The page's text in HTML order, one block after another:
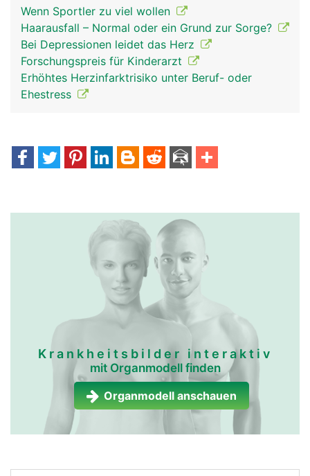
Wenn Sportler zu viel wollen
Haarausfall – Normal oder ein Grund zur Sorge?
Bei Depressionen leidet das Herz
Forschungspreis für Kinderarzt
Erhöhtes Herzinfarktrisiko unter Beruf- oder
Ehestress
Krankheitsbilder interaktiv
mit Organmodell finden
Organmodell anschauen